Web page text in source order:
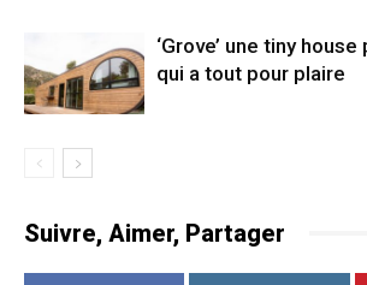
‘Grove’ une tiny
qui a tout pour plaire
Suivre, Aimer, Partager